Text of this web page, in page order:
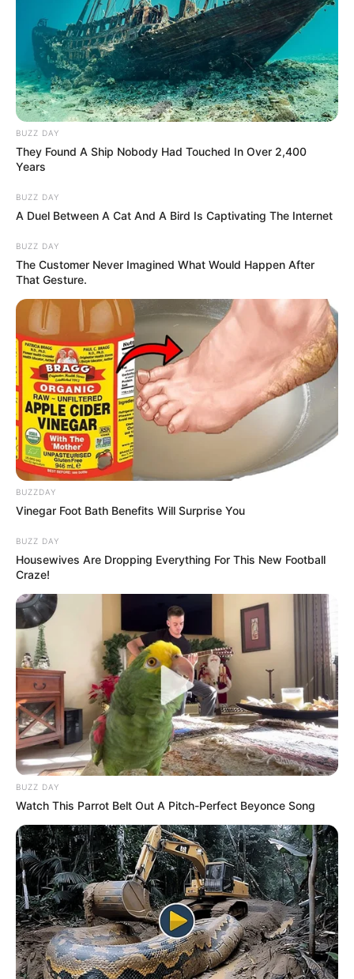
BUZZ DAY
They Found A Ship Nobody Had Touched In Over 2,400
Years
BUZZ DAY
A Duel Between A Cat And A Bird Is Captivating The Internet
BUZZ DAY
The Customer Never Imagined What Would Happen After
That Gesture.
BUZZDAY
Vinegar Foot Bath Benefits Will Surprise You
BUZZ DAY
Housewives Are Dropping Everything For This New Football
Craze!
BUZZ DAY
Watch This Parrot Belt Out A Pitch-Perfect Beyonce Song